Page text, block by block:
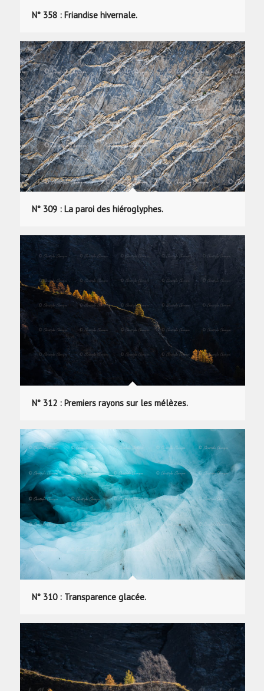
N° 358 : Friandise hivernale.
N° 309 : La paroi des hiéroglyphes.
N° 312 : Premiers rayons sur les mélèzes.
N° 310 : Transparence glacée.